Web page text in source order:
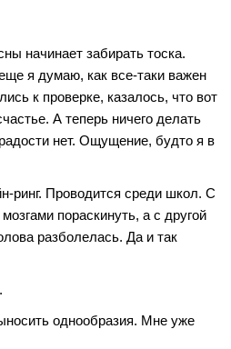
начинает забирать тоска.
я думаю, как все-таки важен
к проверке, казалось, что вот
А теперь ничего делать
нет. Ощущение, будто я в
ринг. Проводится среди школ. С
пораскинуть, а с другой
разболелась. Да и так
однообразия. Мне уже